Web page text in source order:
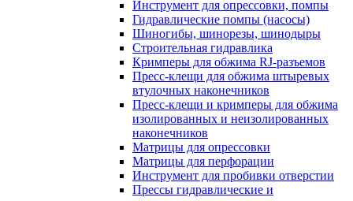
Инструмент для опрессовки, помпы
Гидравлические помпы (насосы)
Шиногибы, шинорезы, шинодыры
Строительная гидравлика
Кримперы для обжима RJ-разъемов
Пресс-клещи для обжима штыревых
втулочных наконечников
Пресс-клещи и кримперы для обжима
изолированных и неизолированных
наконечников
Матрицы для опрессовки
Матрицы для перфорации
Инструмент для пробивки отверстии
Прессы гидравлические и